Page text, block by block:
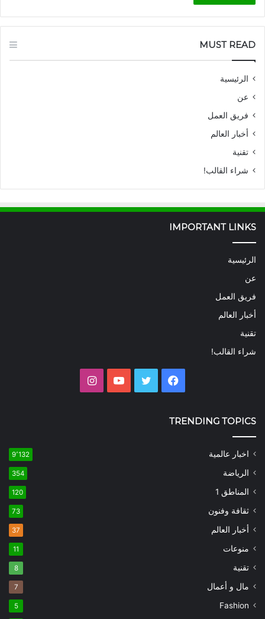
MUST READ
الرئيسية
عن
فريق العمل
أخبار العالم
تقنية
شراء القالب!
IMPORTANT LINKS
الرئيسية
عن
فريق العمل
أخبار العالم
تقنية
شراء القالب!
فيسبوك تويتر يوتيوب
TRENDING TOPICS
اخبار عالمية 9٬132
الرياضة 354
المناطق 1 120
ثقافة وفنون 73
أخبار العالم 37
منوعات 11
تقنية 8
مال و أعمال 7
Fashion
5